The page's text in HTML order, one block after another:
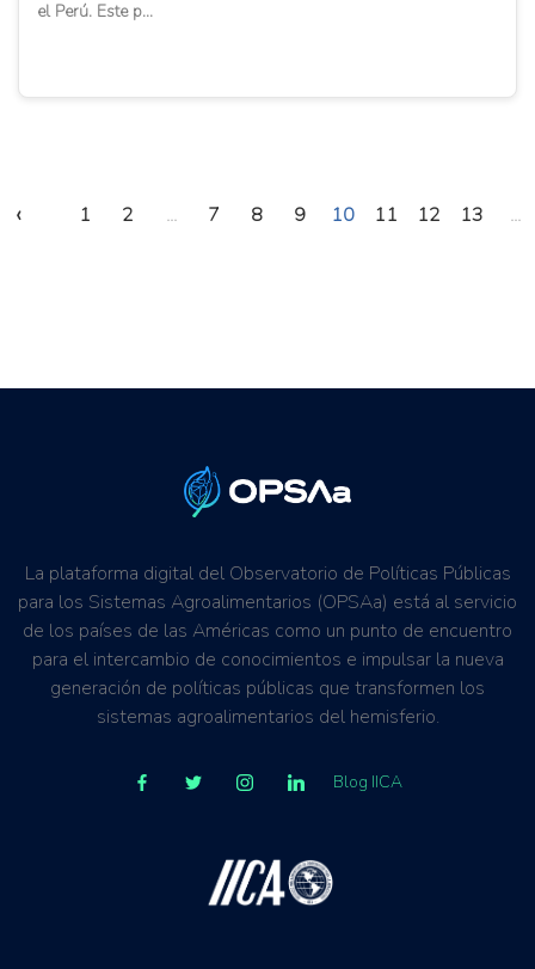
el Perú. Este p...
‹ 1 2 ... 7 8 9 10 11 12 13 ...
La plataforma digital del Observatorio de Políticas Públicas
para los Sistemas Agroalimentarios (OPSAa) está al servicio
de los países de las Américas como un punto de encuentro
para el intercambio de conocimientos e impulsar la nueva
generación de políticas públicas que transformen los
sistemas agroalimentarios del hemisferio.
Blog IICA